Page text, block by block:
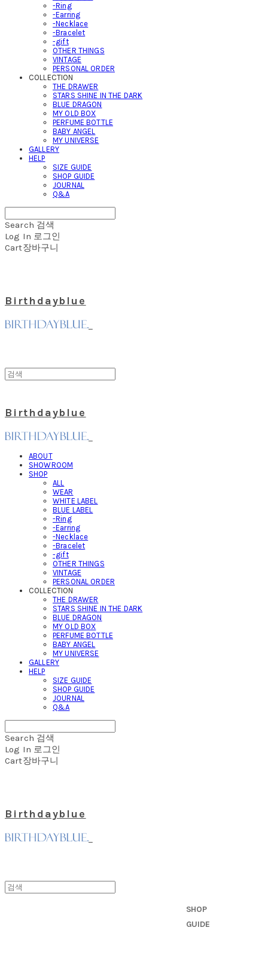
-Ring
-Earring
-Necklace
-Bracelet
-gift
OTHER THINGS
VINTAGE
PERSONAL ORDER
COLLECTION
THE DRAWER
STARS SHINE IN THE DARK
BLUE DRAGON
MY OLD BOX
PERFUME BOTTLE
BABY ANGEL
MY UNIVERSE
GALLERY
HELP
SIZE GUIDE
SHOP GUIDE
JOURNAL
Q&A
Search 검색
Log In 로그인
Cart장바구니
Birthdayblue
Birthdayblue
ABOUT
SHOWROOM
SHOP
ALL
WEAR
WHITE LABEL
BLUE LABEL
-Ring
-Earring
-Necklace
-Bracelet
-gift
OTHER THINGS
VINTAGE
PERSONAL ORDER
COLLECTION
THE DRAWER
STARS SHINE IN THE DARK
BLUE DRAGON
MY OLD BOX
PERFUME BOTTLE
BABY ANGEL
MY UNIVERSE
GALLERY
HELP
SIZE GUIDE
SHOP GUIDE
JOURNAL
Q&A
Search 검색
Log In 로그인
Cart장바구니
Birthdayblue
SHOP
GUIDE